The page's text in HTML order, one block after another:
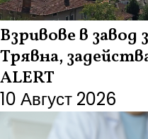
Взривове в завод
Трявна,
ALERT
10 Август 2026